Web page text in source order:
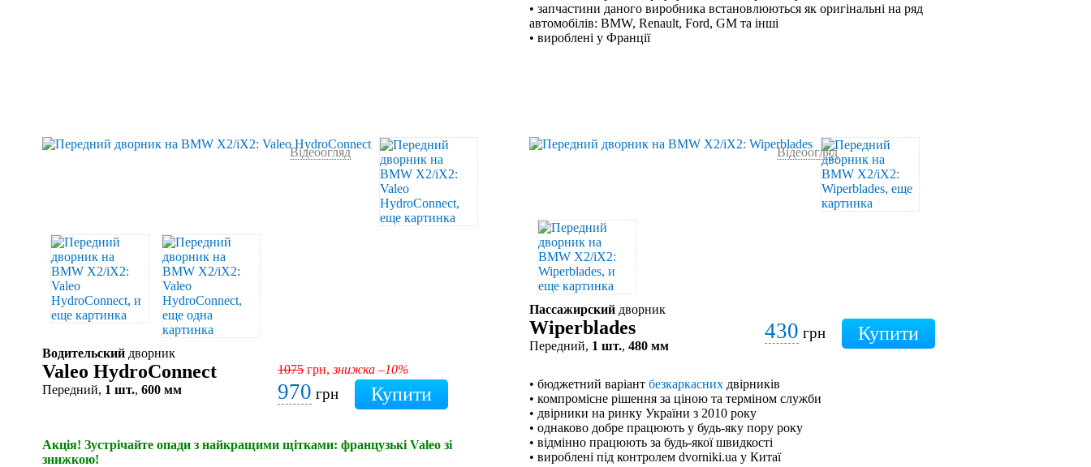
• запчастини даного виробника встановлюються як оригінальні на ряд
автомобілів: BMW, Renault, Ford, GM та інші
• вироблені у Франції
Відеоогляд
Водительский дворник
Valeo HydroConnect
Передний, 1 шт., 600 мм
1075 грн,знижка –10%
970 грн
Акція! Зустрічайте опади з найкращими щітками: французькі Valeo зі
знижкою!
Відеоогляд
Пассажирский дворник
Wiperblades
Передний, 1 шт., 480 мм
430 грн
• бюджетний варіант безкаркасних двірників
• компромісне рішення за ціною та терміном служби
• двірники на ринку України з 2010 року
• однаково добре працюють у будь-яку пору року
• відмінно працюють за будь-якої швидкості
• вироблені під контролем dvorniki.ua у Китаї